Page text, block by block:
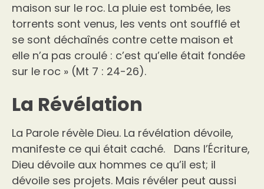
maison sur le roc. La pluie est tombée, les
torrents sont venus, les vents ont soufflé et
se sont déchaînés contre cette maison et
elle n’a pas croulé : c’est qu’elle était fondée
sur le roc » (Mt 7 : 24-26).
La Révélation
La Parole révèle Dieu. La révélation dévoile,
manifeste ce qui était caché. Dans l’Écriture,
Dieu dévoile aux hommes ce qu’il est; il
dévoile ses projets. Mais révéler peut aussi